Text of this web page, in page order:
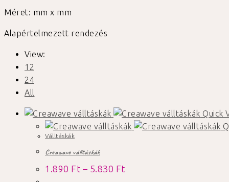
Méret: mm x mm
Alapértelmezett rendezés
View:
12
24
All
Quick
Válltáskák
Creawave válltáskák
1.890 Ft – 5.830 FtÁrtartomány: